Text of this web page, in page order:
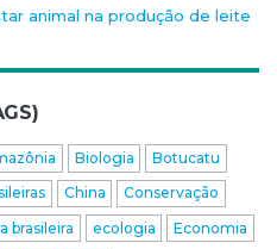
animal na produção de leite
Biologia
Botucatu
China
Conservação
brasileira ecologia
Economia